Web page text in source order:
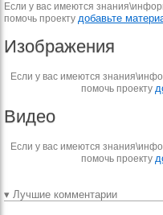
Если у вас имеются
помочь проекту добавьте
Изображения
Если у вас имеются
помочь проекту
Видео
Если у вас имеются
помочь проекту
▾ Лучшие комментарии